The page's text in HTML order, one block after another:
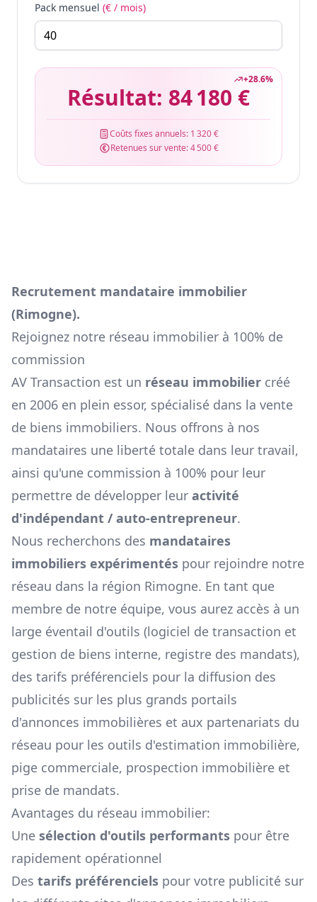
Pack mensuel (€ / mois)
+28.6%
Résultat: 84 180 €
Coûts fixes annuels: 1 320 €
Retenues sur vente:4 500 €
Recrutement mandataire immobilier
(Rimogne).
Rejoignez notre réseau immobilier à 100% de
commission
AV Transaction est un réseau immobilier créé
en 2006 en plein essor, spécialisé dans la vente
de biens immobiliers. Nous offrons à nos
mandataires une liberté totale dans leur travail,
ainsi qu'une commission à 100% pour leur
permettre de développer leur activité
d'indépendant / auto-entrepreneur.
Nous recherchons des mandataires
immobiliers expérimentés pour rejoindre notre
réseau dans la région Rimogne. En tant que
membre de notre équipe, vous aurez accès à un
large éventail d'outils (logiciel de transaction et
gestion de biens interne, registre des mandats),
des tarifs préférenciels pour la diffusion des
publicités sur les plus grands portails
d'annonces immobilières et aux partenariats du
réseau pour les outils d'estimation immobilière,
pige commerciale, prospection immobilière et
prise de mandats.
Avantages du réseau immobilier:
Une sélection d'outils performants pour être
rapidement opérationnel
Des tarifs préférenciels pour votre publicité sur